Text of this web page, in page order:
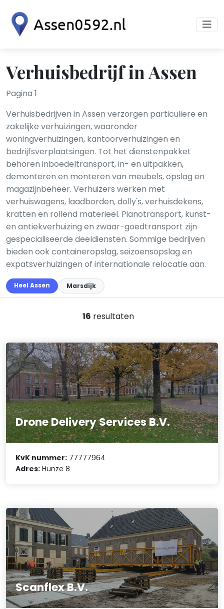
Verhuisbedrijf in Assen
Pagina 1
Verhuisbedrijven in Assen verzorgen particuliere en
zakelijke verhuizingen, waaronder
woningverhuizingen, kantoorverhuizingen en
bedrijfsverplaatsingen. Tot het dienstenpakket
behoren inboedeltransport, in- en uitpakken,
demonteren en monteren van meubels, opslag en
magazijnbeheer. Verhuizers werken met
verhuiswagens, laadborden, dolly's, verhuisdekens,
kratten en rollend materieel. Pianotransport, kunst-
en antiekverhuizing en zwaar-goedtransport zijn
gespecialiseerde deeldiensten. Sommige bedrijven
bieden ook containeropslag, seizoensopslag en
expatsverhuizingen of internationale relocatie aan.
Heel Assen Marsdijk
16 resultaten
Drone Delivery Services B.V.
KvK nummer: 77777964
Adres: Hunze 8
Scanflex B.V.